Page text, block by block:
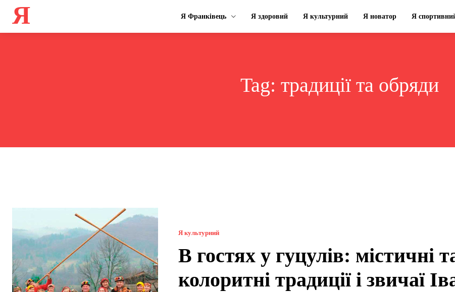
Я Я Франківець Я здоровий Я культурний Я новатор Я
Tag: традиції та обряди
Я культурний
В гостях у гуцулів: містичні
колоритні традиції і звичаї